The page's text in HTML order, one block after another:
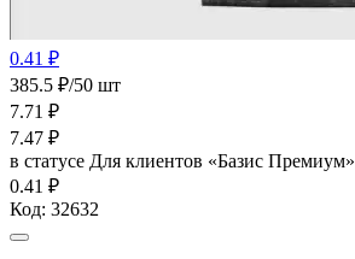
0.41 ₽
385.5 ₽/50 шт
7.71 ₽
7.47 ₽
в статусе Для клиентов «Базис Премиум»
0.41 ₽
Код: 32632